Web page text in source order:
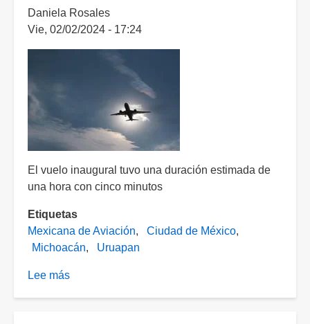
permisos
para
operación
Aviación
Daniela Rosales
Vie, 02/02/2024 - 17:24
El vuelo inaugural tuvo una duración estimada de
una hora con cinco minutos
Etiquetas
Mexicana de Aviación
Ciudad de México
Michoacán
Uruapan
Lee más